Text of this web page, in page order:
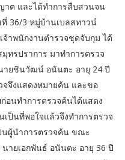
ต และได้ทำการสืบสวนจน
36/3 หมู่บ้านเบลสทาวน์
จ้าพนักงานตำรวจชุดจับกุม ได้
ทรปราการ มาทำการตรวจ
ายชินวัฒน์ อนันตะ อายุ 24 ปี
จจึงแสดงหมายค้น และขอ
อนทำการตรวจค้นได้แสดง
ป็นที่พอใจแล้วจึงทำการตรวจ
ผู้นำการตรวจค้น ขณะ
ายเอกพันธ์ อนันตะ อายุ 36 ปี